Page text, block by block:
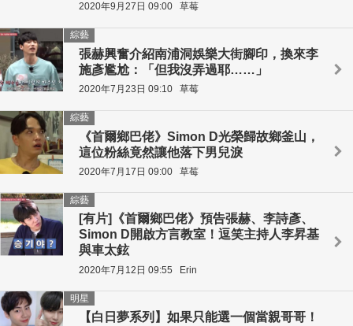
2020年9月27日 09:00 草莓
張赫興奮介紹南浦洞娛樂大街腳印，換來李
施彥尷尬：「但我沒弄過耶……」
綜藝
2020年7月23日 09:10 草莓
《首爾鄉巴佬》Simon D光榮歸故鄉釜山，
這位粉絲竟然讓他落下男兒淚
綜藝
2020年7月17日 09:00 草莓
[有片]《首爾鄉巴佬》預告張赫、李詩彥、
Simon D開啟方言教室！逗笑主持人李昇基
與車太鉉
綜藝
2020年7月12日 09:55 Erin
【白日夢系列】如果只能選一個當親哥哥！
明星